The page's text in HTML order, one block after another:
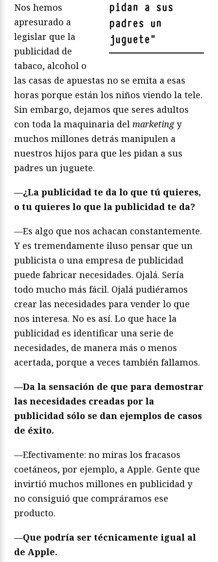
pidan a sus
padres un
juguete"
Nos hemos
apresurado a
legislar que la
publicidad de
tabaco, alcohol o
las casas de apuestas no se emita a esas
horas porque están los niños viendo la tele.
Sin embargo, dejamos que seres adultos
con toda la maquinaria del marketingy
muchos millones detrás manipulen a
nuestros hijos para que les pidan a sus
padres un juguete.
—¿La publicidad te da lo que tú quieres,
o tu quieres lo que la publicidad te da?
—Es algo que nos achacan constantemente.
Y es tremendamente iluso pensar que un
publicista o una empresa de publicidad
puede fabricar necesidades. Ojalá. Sería
todo mucho más fácil. Ojalá pudiéramos
crear las necesidades para vender lo que
nos interesa. No es así. Lo que hace la
publicidad es identificar una serie de
necesidades, de manera más o menos
acertada, porque a veces también fallamos.
—Da la sensación de que para demostrar
las necesidades creadas por la
publicidad sólo se dan ejemplos de casos
de éxito.
—Efectivamente: no miras los fracasos
coetáneos, por ejemplo, a Apple. Gente que
invirtió muchos millones en publicidad y
no consiguió que compráramos ese
producto.
—Que podría ser técnicamente igual al
de Apple.